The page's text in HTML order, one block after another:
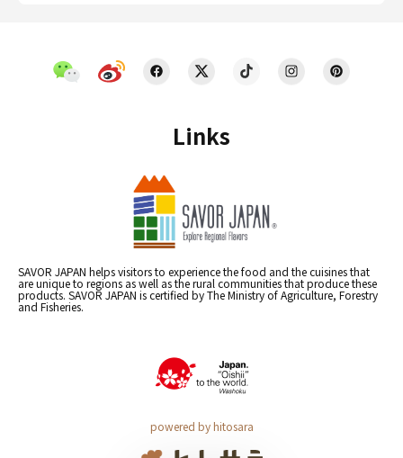
Links
SAVOR JAPAN helps visitors to experience the food and the cuisines that
are unique to regions as well as the rural communities that produce these
products. SAVOR JAPAN is certified by The Ministry of Agriculture, Forestry
and Fisheries.
powered by hitosara